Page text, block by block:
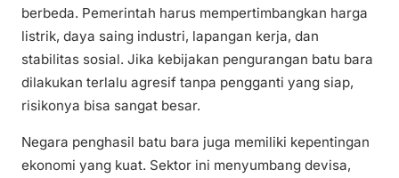
berbeda. Pemerintah harus mempertimbangkan harga
listrik, daya saing industri, lapangan kerja, dan
stabilitas sosial. Jika kebijakan pengurangan batu bara
dilakukan terlalu agresif tanpa pengganti yang siap,
risikonya bisa sangat besar.
Negara penghasil batu bara juga memiliki kepentingan
ekonomi yang kuat. Sektor ini menyumbang devisa,